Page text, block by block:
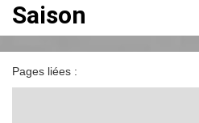
Saison
Pages liées :